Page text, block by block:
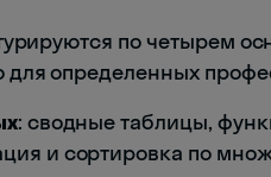
по четырем
определенных
: сводные таблицы,
и сортировка по